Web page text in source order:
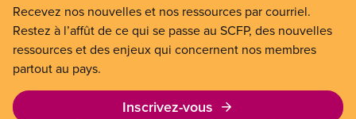
Recevez nos nouvelles et nos ressources par courriel.
Restez à l’affût de ce qui se passe au SCFP, des nouvelles
ressources et des enjeux qui concernent nos membres
partout au pays.
Inscrivez-vous